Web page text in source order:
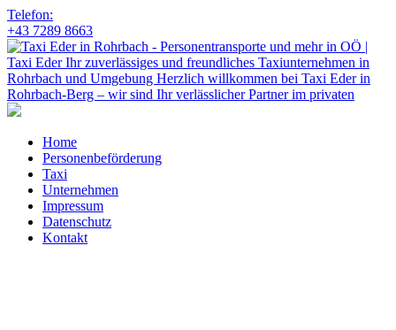
Telefon:
+43 7289 8663
Home
Personenbeförderung
Taxi
Unternehmen
Impressum
Datenschutz
Kontakt